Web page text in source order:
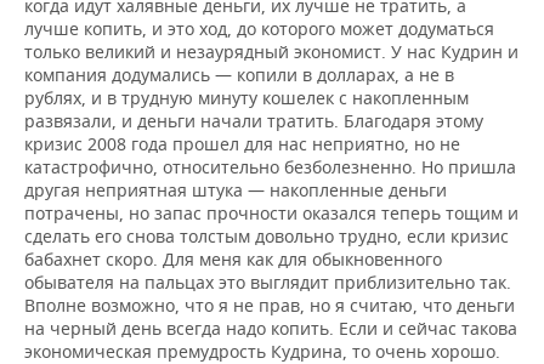
когда идут халявные деньги, их лучше не тратить, а
лучше копить, и это ход, до которого может додуматься
только великий и незаурядный экономист. У нас Кудрин и
компания додумались — копили в долларах, а не в
рублях, и в трудную минуту кошелек с накопленным
развязали, и деньги начали тратить. Благодаря этому
кризис 2008 года прошел для нас неприятно, но не
катастрофично, относительно безболезненно. Но пришла
другая неприятная штука — накопленные деньги
потрачены, но запас прочности оказался теперь тощим и
сделать его снова толстым довольно трудно, если кризис
бабахнет скоро. Для меня как для обыкновенного
обывателя на пальцах это выглядит приблизительно так.
Вполне возможно, что я не прав, но я считаю, что деньги
на черный день всегда надо копить. Если и сейчас такова
экономическая премудрость Кудрина, то очень хорошо.